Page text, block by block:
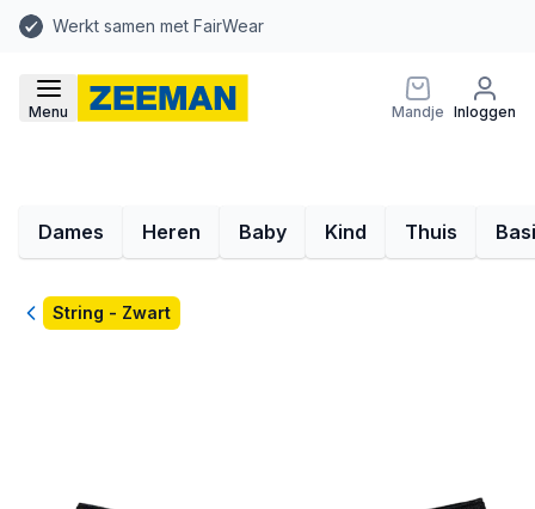
Werkt samen met FairWear
Menu Mandje Inloggen
Dames Heren Baby Kind Thuis
TerugString - Zwart